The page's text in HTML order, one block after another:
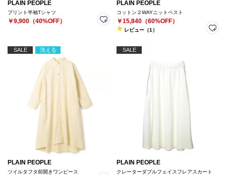
PLAIN PEOPLE
プリント半袖Tシャツ
￥9,900（40%OFF）
PLAIN PEOPLE
コットン２WAYニットベスト
￥15,840（60%OFF）
レビュー（1）
SALE 洗える
PLAIN PEOPLE
ツイルタフタ前開きワンピース
SALE
PLAIN PEOPLE
クレーターダブルフェイスフレアスカート